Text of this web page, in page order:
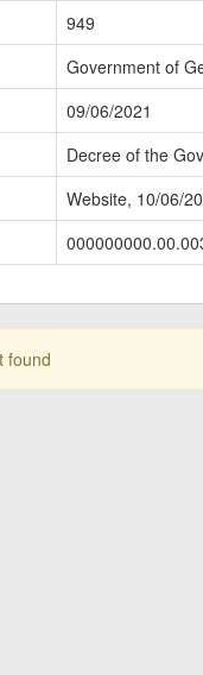
949
Government of
09/06/2021
Decree of the
Website, 10/06/
found